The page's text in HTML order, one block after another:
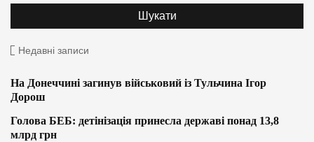
Недавні записи
На Донеччині загинув військовий із Тульчина Ігор
Дорош
Голова БЕБ: детінізація принесла державі понад 13,8
млрд грн